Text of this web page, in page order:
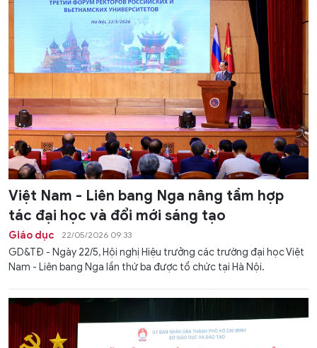
Việt Nam - Liên bang Nga nâng tầm hợp
tác đại học và đổi mới sáng tạo
Giáo dục 22/05/2026 09:33
GD&TĐ - Ngày 22/5, Hội nghị Hiệu trưởng các trường đại học Việt
Nam - Liên bang Nga lần thứ ba được tổ chức tại Hà Nội.